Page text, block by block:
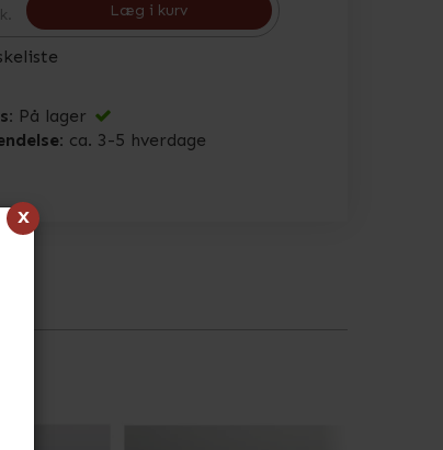
x
Læg i kurv
På lager
ca. 3-5 hverdage